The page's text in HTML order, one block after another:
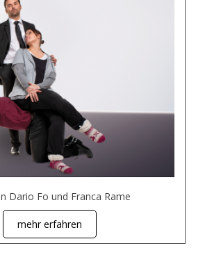
Dario Fo und Franca Rame
mehr erfahren